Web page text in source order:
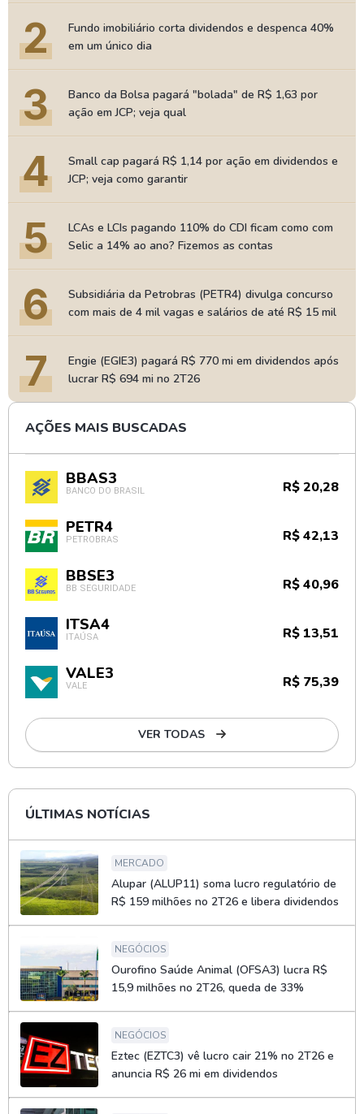
2
Fundo imobiliário corta dividendos e despenca 40%
em um único dia
3
Banco da Bolsa pagará "bolada" de R$ 1,63 por
ação em JCP; veja qual
4
Small cap pagará R$ 1,14 por ação em dividendos e
JCP; veja como garantir
5
LCAs e LCIs pagando 110% do CDI ficam como com
Selic a 14% ao ano? Fizemos as contas
6
Subsidiária da Petrobras (PETR4) divulga concurso
com mais de 4 mil vagas e salários de até R$ 15 mil
7
Engie (EGIE3) pagará R$ 770 mi em dividendos após
lucrar R$ 694 mi no 2T26
AÇÕES MAIS BUSCADAS
BBAS3
BANCO DO BRASIL R$ 20,28
PETR4
PETROBRAS R$ 42,13
BBSE3
BB SEGURIDADE R$ 40,96
ITSA4
ITAÚSA R$ 13,51
VALE3
VALE R$ 75,39
VER TODAS
ÚLTIMAS NOTÍCIAS
MERCADO
Alupar (ALUP11) soma lucro regulatório de
R$ 159 milhões no 2T26 e libera dividendos
NEGÓCIOS
Ourofino Saúde Animal (OFSA3) lucra R$
15,9 milhões no 2T26, queda de 33%
NEGÓCIOS
Eztec (EZTC3) vê lucro cair 21% no 2T26 e
anuncia R$ 26 mi em dividendos